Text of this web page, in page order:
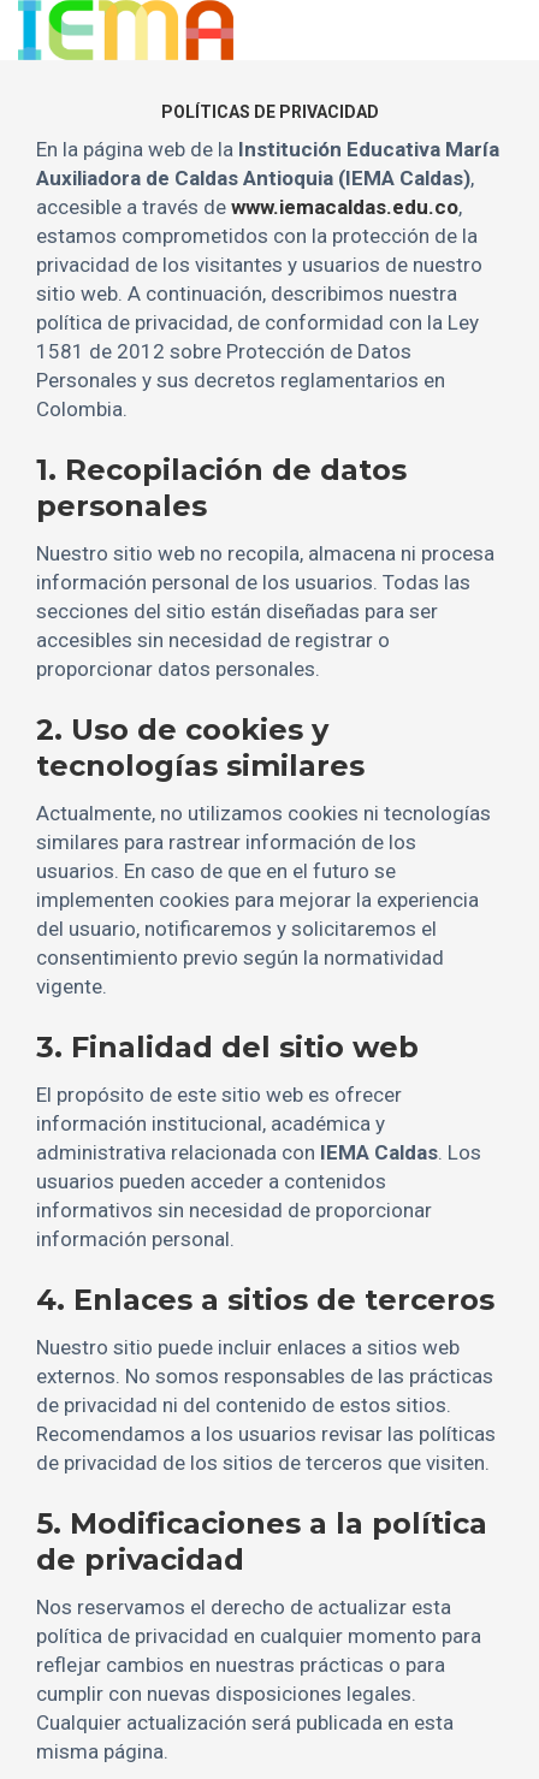
POLÍTICAS DE PRIVACIDAD
En la página web de la Institución Educativa María
Auxiliadora de Caldas Antioquia (IEMA Caldas),
accesible a través de www.iemacaldas.edu.co,
estamos comprometidos con la protección de la
privacidad de los visitantes y usuarios de nuestro
sitio web. A continuación, describimos nuestra
política de privacidad, de conformidad con la Ley
1581 de 2012 sobre Protección de Datos
Personales y sus decretos reglamentarios en
Colombia.
1. Recopilación de datos
personales
Nuestro sitio web no recopila, almacena ni procesa
información personal de los usuarios. Todas las
secciones del sitio están diseñadas para ser
accesibles sin necesidad de registrar o
proporcionar datos personales.
2. Uso de cookies y
tecnologías similares
Actualmente, no utilizamos cookies ni tecnologías
similares para rastrear información de los
usuarios. En caso de que en el futuro se
implementen cookies para mejorar la experiencia
del usuario, notificaremos y solicitaremos el
consentimiento previo según la normatividad
vigente.
3. Finalidad del sitio web
El propósito de este sitio web es ofrecer
información institucional, académica y
administrativa relacionada con IEMA Caldas. Los
usuarios pueden acceder a contenidos
informativos sin necesidad de proporcionar
información personal.
4. Enlaces a sitios de terceros
Nuestro sitio puede incluir enlaces a sitios web
externos. No somos responsables de las prácticas
de privacidad ni del contenido de estos sitios.
Recomendamos a los usuarios revisar las políticas
de privacidad de los sitios de terceros que visiten.
5. Modificaciones a la política
de privacidad
Nos reservamos el derecho de actualizar esta
política de privacidad en cualquier momento para
reflejar cambios en nuestras prácticas o para
cumplir con nuevas disposiciones legales.
Cualquier actualización será publicada en esta
misma página.